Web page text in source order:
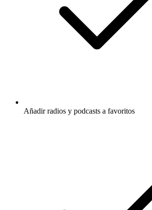
Añadir radios y podcasts a favoritos